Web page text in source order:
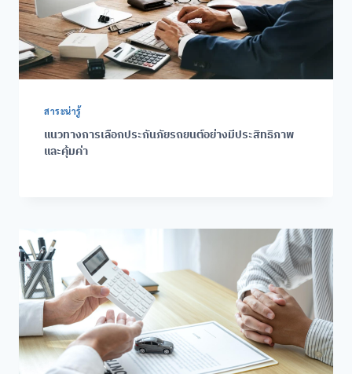
สาระน่ารู้
แนวทางการเลือกประกันภัยรถยนต์อย่างมีประสิทธิภาพ
และคุ้มค่า